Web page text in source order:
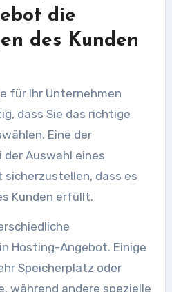
die
des Kunden
für Ihr Unternehmen
dass Sie das richtige
Eine der
Auswahl eines
dass es
Kunden erfüllt.
Hosting-Angebot. Einige
Speicherplatz oder
während andere spezielle